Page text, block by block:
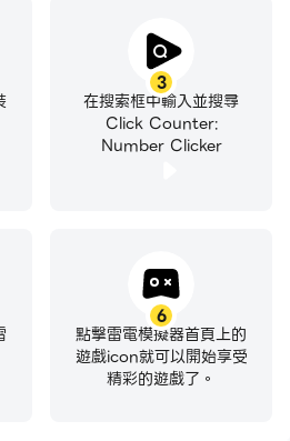
3
在搜索框中輸入並搜尋
Click Counter:
Number Clicker
6
點擊雷電模擬器首頁上的
遊戲icon就可以開始享受
精彩的遊戲了。